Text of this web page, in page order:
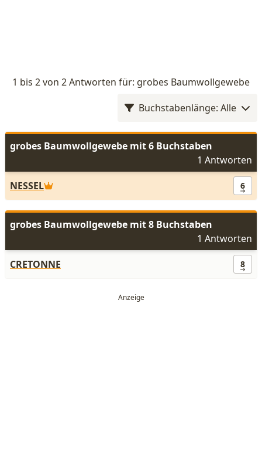
1 bis 2 von 2 Antworten für: grobes Baumwollgewebe
Buchstabenlänge: Alle
grobes Baumwollgewebe mit 6 Buchstaben
1 Antworten
NESSEL
6
grobes Baumwollgewebe mit 8 Buchstaben
1 Antworten
CRETONNE
8